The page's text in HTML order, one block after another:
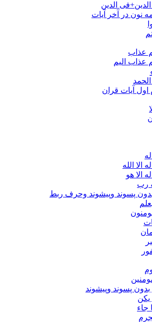
الدین+فی الدین
نون در آخر آیات
عذاب
عذاب الیم
اول آیات قران
الا الله
الا هو
رب
بدون پسوند وپیشوند وحرف ربط
بدون پسوند وپیشوند
یکن
جاء